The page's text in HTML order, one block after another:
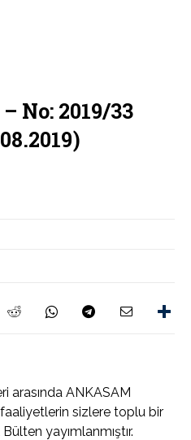
No: 2019/33
arasında ANKASAM
sizlere toplu bir
yayımlanmıştır.